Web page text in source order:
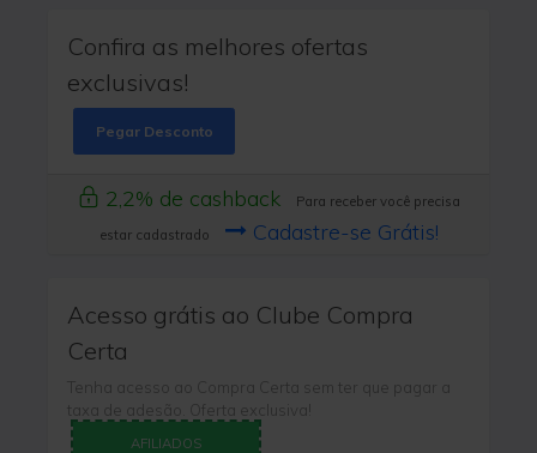
Confira as melhores ofertas
exclusivas!
Pegar Desconto
2,2% de cashback
Para receber você precisa
estar cadastrado
Cadastre-se Grátis!
Acesso grátis ao Clube Compra
Certa
Tenha acesso ao Compra Certa sem ter que pagar a
taxa de adesão. Oferta exclusiva!
AFILIADOS